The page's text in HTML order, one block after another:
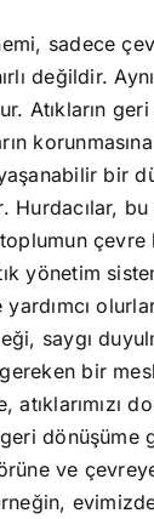
sadece
değildir.
Atıkların
bir
Hurdacılar,
çevre
yönetim
saygı
bir
atıklarımızı
dönüşüme
ve